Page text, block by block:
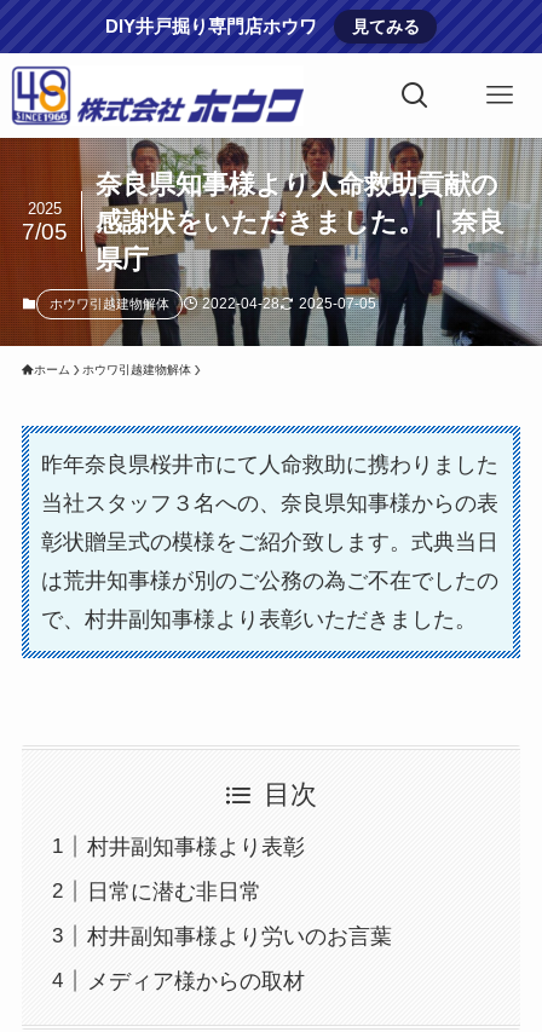
DIY井戸掘り専門店ホウワ 見てみる
奈良県知事様より人命救助貢献の
感謝状をいただきました。｜奈良
県庁
2025
7/05
ホウワ引越建物解体 2022-04-28 2025-07-05
ホーム ホウワ引越建物解体
昨年奈良県桜井市にて人命救助に携わりました
当社スタッフ３名への、奈良県知事様からの表
彰状贈呈式の模様をご紹介致します。式典当日
は荒井知事様が別のご公務の為ご不在でしたの
で、村井副知事様より表彰いただきました。
目次
村井副知事様より表彰
日常に潜む非日常
村井副知事様より労いのお言葉
メディア様からの取材